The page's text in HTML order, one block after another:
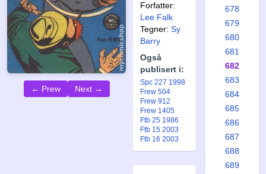
← Prew Next →
Forfatter:
Lee Falk
Tegner: Sy
Barry
Også
publisert i:
Spc 227 1998
Frew 504
Frew 912
Frew 1405
Ftb 25 1986
Ftb 15 2003
Ftb 16 2003
678
679
680
681
682
683
684
685
686
687
688
689